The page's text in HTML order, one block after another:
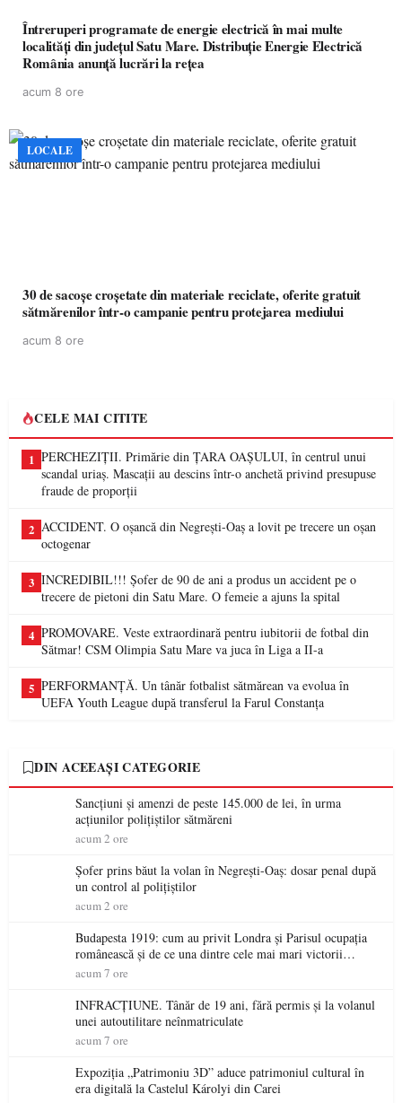
Întreruperi programate de energie electrică în mai multe
localități din județul Satu Mare. Distribuție Energie Electrică
România anunță lucrări la rețea
acum 8 ore
LOCALE
30 de sacoșe croșetate din materiale reciclate, oferite gratuit
sătmărenilor într-o campanie pentru protejarea mediului
acum 8 ore
CELE MAI CITITE
1 PERCHEZIȚII. Primărie din ȚARA OAȘULUI, în centrul unui
scandal uriaș. Mascații au descins într-o anchetă privind presupuse
fraude de proporții
2 ACCIDENT. O oșancă din Negrești-Oaș a lovit pe trecere un oșan
octogenar
3 INCREDIBIL!!! Șofer de 90 de ani a produs un accident pe o
trecere de pietoni din Satu Mare. O femeie a ajuns la spital
4 PROMOVARE. Veste extraordinară pentru iubitorii de fotbal din
Sătmar! CSM Olimpia Satu Mare va juca în Liga a II-a
5 PERFORMANȚĂ. Un tânăr fotbalist sătmărean va evolua în
UEFA Youth League după transferul la Farul Constanța
DIN ACEEAȘI CATEGORIE
Sancțiuni și amenzi de peste 145.000 de lei, în urma
acțiunilor polițiștilor sătmăreni
acum 2 ore
Șofer prins băut la volan în Negrești-Oaș: dosar penal după
un control al polițiștilor
acum 2 ore
Budapesta 1919: cum au privit Londra și Parisul ocupația
românească și de ce una dintre cele mai mari victorii
militare ale României a devenit o controversă diplomatică
acum 7 ore
INFRACȚIUNE. Tânăr de 19 ani, fără permis și la volanul
unei autoutilitare neînmatriculate
acum 7 ore
Expoziția „Patrimoniu 3D” aduce patrimoniul cultural în
era digitală la Castelul Károlyi din Carei